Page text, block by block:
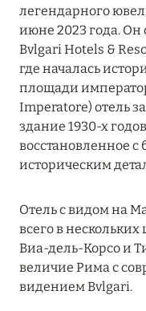
MARCH GRAND
LA CARTE
ASTORIA
Подробнее
MANDARIN
Подробнее
13 мая 2025
легендарного
июне 2023 года. Он
Bvlgari Hotels &
где началась
площади
Imperatore) отель
здание 1930-х
восстановленное
историческим
Отель с видом на
всего в
Виа-дель-Корсо и
величие Рима с
видением Bvlgari.